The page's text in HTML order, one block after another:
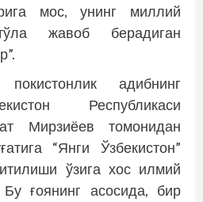
мос, унинг миллий
жавоб берадиган
адибнинг
Республикаси
­Мирзиёев томонидан
“Янги Ўзбекистон”
ўзига хос илмий
Бу ғоянинг асосида, бир